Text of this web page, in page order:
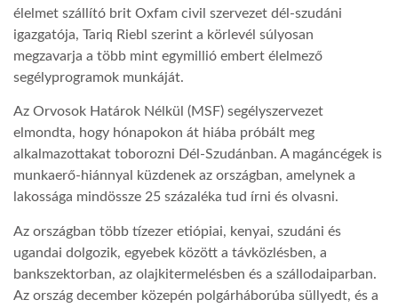
élelmet szállító brit Oxfam civil szervezet dél-szudáni
igazgatója, Tariq Riebl szerint a körlevél súlyosan
megzavarja a több mint egymillió embert élelmező
segélyprogramok munkáját.
Az Orvosok Határok Nélkül (MSF) segélyszervezet
elmondta, hogy hónapokon át hiába próbált meg
alkalmazottakat toborozni Dél-Szudánban. A magáncégek is
munkaerő-hiánnyal küzdenek az országban, amelynek a
lakossága mindössze 25 százaléka tud írni és olvasni.
Az országban több tízezer etiópiai, kenyai, szudáni és
ugandai dolgozik, egyebek között a távközlésben, a
bankszektorban, az olajkitermelésben és a szállodaiparban.
Az ország december közepén polgárháborúba süllyedt, és a